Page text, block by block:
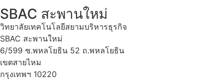
SBAC สะพานใหม่
วิทยาลัยเทคโนโลยีสยามบริหารธุรกิจ
SBAC สะพานใหม่
6/599 ซ.พหลโยธิน 52 ถ.พหลโยธิน
เขตสายไหม
กรุงเทพฯ 10220